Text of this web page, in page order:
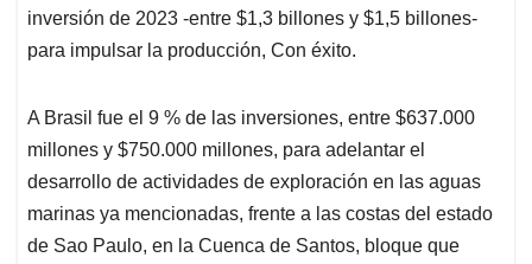
inversión de 2023 -entre $1,3 billones y $1,5 billones-
para impulsar la producción, Con éxito.
A Brasil fue el 9 % de las inversiones, entre $637.000
millones y $750.000 millones, para adelantar el
desarrollo de actividades de exploración en las aguas
marinas ya mencionadas, frente a las costas del estado
de Sao Paulo, en la Cuenca de Santos, bloque que